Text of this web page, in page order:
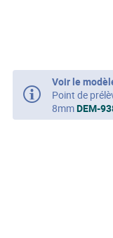
Voir le
Point de
8mmDEM-